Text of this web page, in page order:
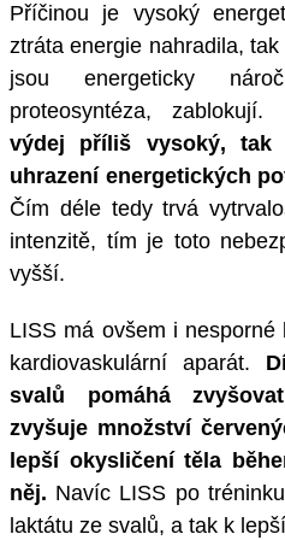
Příčinou je vysoký
ztráta energie nahradila,
jsou energeticky
proteosyntéza, zablokují.
výdej příliš vysoký, tak
uhrazení energetických
Čím déle tedy trvá
intenzitě, tím je toto
vyšší.
LISS má ovšem i
kardiovaskulární aparát.
svalů pomáhá
zvyšuje množství
lepší okysličení těla
něj. Navíc LISS po
laktátu ze svalů, a tak k